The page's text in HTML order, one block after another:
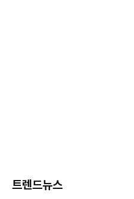
트렌드뉴스